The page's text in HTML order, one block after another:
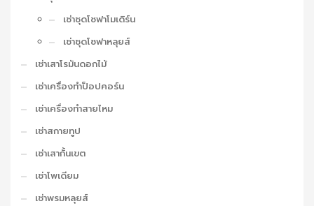
เช่าชุดโซฟาโมเดิร์น
เช่าชุดโซฟาหลุยส์
เช่าเสาโรมันดอกไม้
เช่าเครื่องทำป็อปคอร์น
เช่าเครื่องทำสายไหม
เช่าสกายทูป
เช่าเสากั้นเขต
เช่าโพเดียม
เช่าพรมหลุยส์